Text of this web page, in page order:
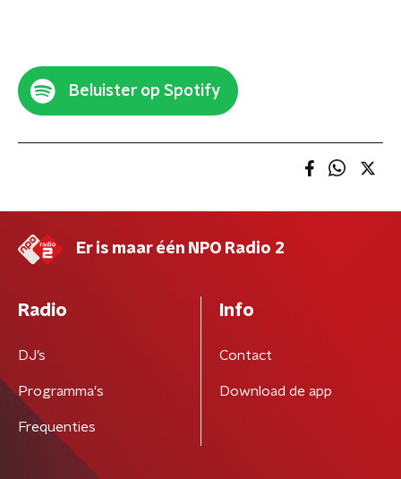
Beluister op Spotify
Er is maar één NPO Radio 2
Radio
DJ’s
Programma's
Frequenties
Info
Contact
Download de app